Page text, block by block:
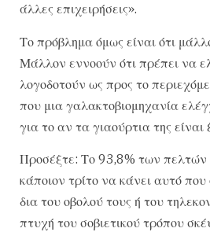
άλλες επιχειρήσεις».
Το πρόβλημα όμως είναι ότι
Μάλλον εννοούν ότι πρέπει να
λογοδοτούν ως προς το
που μια γαλακτοβιομηχανία
για το αν τα γιαούρτια της είναι
Προσέξτε: Το 93,8% των
κάποιον τρίτο να κάνει αυτό που
δια του οβολού τους ή του
πτυχή του σοβιετικού τρόπου